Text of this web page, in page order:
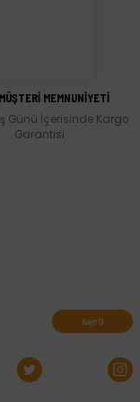
MEMNUNİYETİ
Günü İçerisinde Kargo
Garantisi
Kayıt Ol